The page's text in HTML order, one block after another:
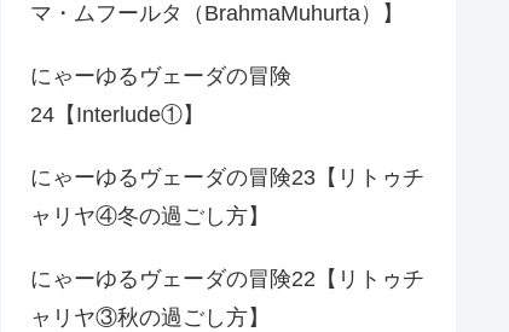
マ・ムフールタ（BrahmaMuhurta）】
にゃーゆるヴェーダの冒険
24【Interlude①】
にゃーゆるヴェーダの冒険23【リトゥチ
ャリヤ④冬の過ごし方】
にゃーゆるヴェーダの冒険22【リトゥチ
ャリヤ③秋の過ごし方】